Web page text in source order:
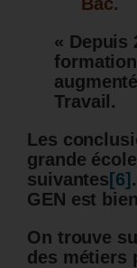
« Depuis
Travail.
Les
grande
suivantes [6]
GEN est
On trouve
des métiers